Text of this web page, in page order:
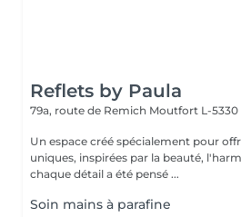
Reflets by Paula
79a, route de Remich Moutfort L-5330
Un espace créé spécialement pour
uniques, inspirées par la beauté,
chaque détail a été pensé ...
Soin mains à parafine